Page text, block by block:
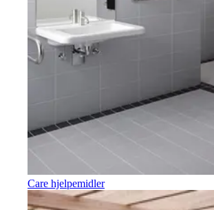
Care hjelpemidler